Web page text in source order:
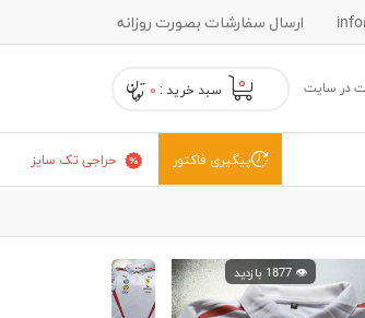
ارسال سفارشات بصورت روزانه
۰ سبد خرید : ۰ در سایت
حراجی تک سایز پیگیری فاکتور
👁️ 1877 بازدید